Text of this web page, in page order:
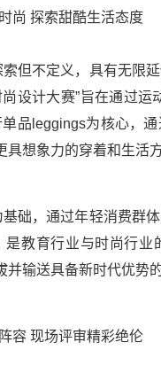
尚 探索甜酷生活态度
但不定义，具有无限
设计大赛”旨在通过运
品leggings为核心，
想象力的穿着和生活方
础，通过年轻消费群
教育行业与时尚行业
输送具备新时代优势
容 现场评审精彩绝伦